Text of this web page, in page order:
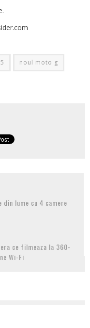
noul moto g
lume cu 4 camere
ce filmeaza la 360-
Wi-Fi